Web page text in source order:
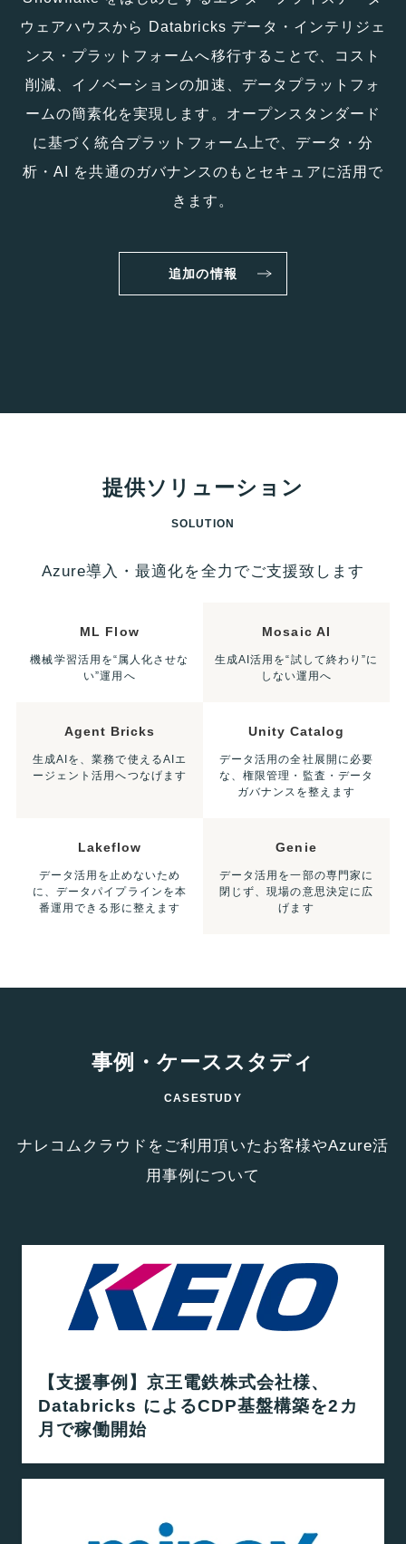
ウェアハウスから Databricks データ・インテリジェ
ンス・プラットフォームへ移行することで、コスト
削減、イノベーションの加速、データプラットフォ
ームの簡素化を実現します。オープンスタンダード
に基づく統合プラットフォーム上で、データ・分
析・AI を共通のガバナンスのもとセキュアに活用で
きます。
追加の情報
提供ソリューション
SOLUTION
Azure導入・最適化を全力でご支援致します
ML Flow
機械学習活用を“属人化させな
い”運用へ
Mosaic AI
生成AI活用を“試して終わり”に
しない運用へ
Agent Bricks
生成AIを、業務で使えるAIエ
ージェント活用へつなげます
Unity Catalog
データ活用の全社展開に必要
な、権限管理・監査・データ
ガバナンスを整えます
Lakeflow
データ活用を止めないため
に、データパイプラインを本
番運用できる形に整えます
Genie
データ活用を一部の専門家に
閉じず、現場の意思決定に広
げます
事例・ケーススタディ
CASESTUDY
ナレコムクラウドをご利用頂いたお客様やAzure活
用事例について
【支援事例】京王電鉄株式会社様、
Databricks によるCDP基盤構築を2カ
月で稼働開始